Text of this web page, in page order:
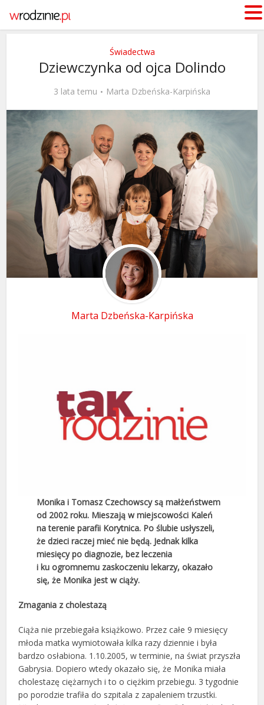
Świadectwa
Dziewczynka od ojca Dolindo
3 lata temu Marta Dzbeńska-Karpińska
Marta Dzbeńska-Karpińska
Monika i Tomasz Czechowscy są małżeństwem
od 2002 roku. Mieszają w miejscowości Kaleń
na terenie parafii Korytnica. Po ślubie usłyszeli,
że dzieci raczej mieć nie będą. Jednak kilka
miesięcy po diagnozie, bez leczenia
i ku ogromnemu zaskoczeniu lekarzy, okazało
się, że Monika jest w ciąży.
Zmagania z cholestazą
Ciąża nie przebiegała książkowo. Przez całe 9 miesięcy
młoda matka wymiotowała kilka razy dziennie i była
bardzo osłabiona. 1.10.2005, w terminie, na świat przyszła
Gabrysia. Dopiero wtedy okazało się, że Monika miała
cholestazę ciężarnych i to o ciężkim przebiegu. 3 tygodnie
po porodzie trafiła do szpitala z zapaleniem trzustki.